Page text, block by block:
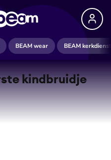
BEAM wear BEAM kerkdienst
kindbruidje